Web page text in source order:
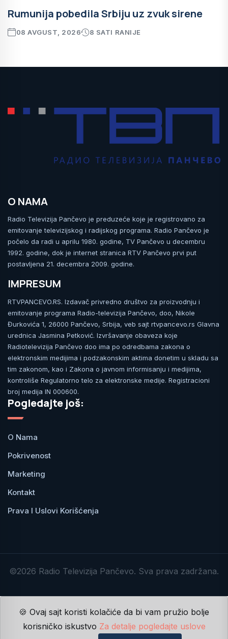
Rumunija pobedila Srbiju uz zvuk sirene
08 AVGUST, 2026 8 SATI RANIJE
O NAMA
Radio Televizija Pančevo je preduzeće koje je registrovano za
emitovanje televizijskog i radijskog programa. Radio Pančevo je
počelo da radi u aprilu 1980. godine, TV Pančevo u decembru
1992. godine, dok je internet stranica RTV Pančevo prvi put
postavljena 21. decembra 2009. godine.
IMPRESUM
RTVPANCEVO.RS. Izdavač privredno društvo za proizvodnju i
emitovanje programa Radio-televizija Pančevo, doo, Nikole
Đurkovića 1, 26000 Pančevo, Srbija, veb sajt rtvpancevo.rs Glavna
urednica Jasmina Petković. Izvršavanje obaveza koje
Radiotelevizija Pančevo doo ima po odredbama zakona o
elektronskim medijima i podzakonskim aktima donetim u skladu sa
tim zakonom, kao i Zakona o javnom informisanju i medijima,
kontroliše Regulatorno telo za elektronske medije. Registracioni
broj medija IN 000600.
Pogledajte još:
O Nama
Pokrivenost
Marketing
Kontakt
Prava I Uslovi Korišćenja
©2026 Radio Televizija Pančevo. Sva prava zadržana.
🍪 Ovaj sajt koristi kolačiće da bi vam pružio bolje
korisničko iskustvo Za detalje pogledajte uslove